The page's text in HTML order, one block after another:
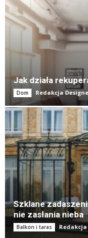
Jak działa
Dom Redakcja
Szklane
nie zasłania nieba
Balkon i taras